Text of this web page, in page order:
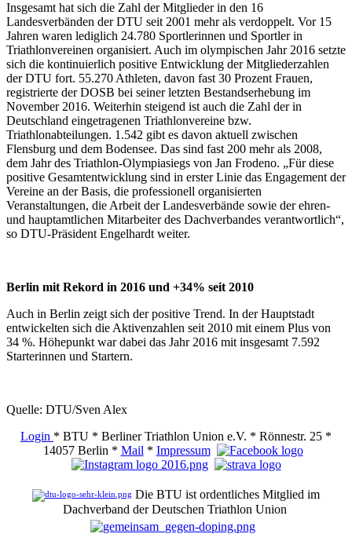
Insgesamt hat sich die Zahl der Mitglieder in den 16
Landesverbänden der DTU seit 2001 mehr als verdoppelt. Vor 15
Jahren waren lediglich 24.780 Sportlerinnen und Sportler in
Triathlonvereinen organisiert. Auch im olympischen Jahr 2016 setzte
sich die kontinuierlich positive Entwicklung der Mitgliederzahlen
der DTU fort. 55.270 Athleten, davon fast 30 Prozent Frauen,
registrierte der DOSB bei seiner letzten Bestandserhebung im
November 2016. Weiterhin steigend ist auch die Zahl der in
Deutschland eingetragenen Triathlonvereine bzw.
Triathlonabteilungen. 1.542 gibt es davon aktuell zwischen
Flensburg und dem Bodensee. Das sind fast 200 mehr als 2008,
dem Jahr des Triathlon-Olympiasiegs von Jan Frodeno. „Für diese
positive Gesamtentwicklung sind in erster Linie das Engagement der
Vereine an der Basis, die professionell organisierten
Veranstaltungen, die Arbeit der Landesverbände sowie der ehren-
und hauptamtlichen Mitarbeiter des Dachverbandes verantwortlich“,
so DTU-Präsident Engelhardt weiter.
Berlin mit Rekord in 2016 und +34% seit 2010
Auch in Berlin zeigt sich der positive Trend. In der Hauptstadt
entwickelten sich die Aktivenzahlen seit 2010 mit einem Plus von
34 %. Höhepunkt war dabei das Jahr 2016 mit insgesamt 7.592
Starterinnen und Startern.
Quelle: DTU/Sven Alex
Login * BTU * Berliner Triathlon Union e.V. * Rönnestr. 25 *
14057 Berlin * Mail* Impressum
Die BTU ist ordentliches Mitglied im
Dachverband der Deutschen Triathlon Union